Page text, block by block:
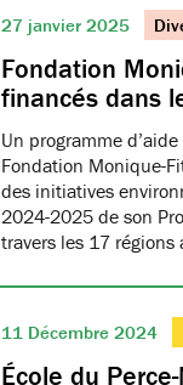
27 janvier 2025
Fondation
financés dans
Un programme
Fondation Monique-
des initiatives
2024-2025 de son
travers les 17
11 Décembre 2024
École du